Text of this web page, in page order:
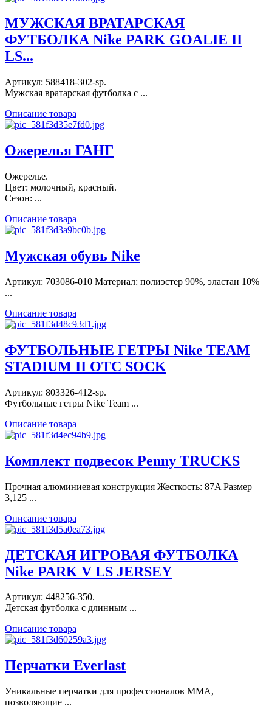
МУЖСКАЯ ВРАТАРСКАЯ
ФУТБОЛКА Nike PARK GOALIE II
LS...
Артикул: 588418-302-sp.
Мужская вратарская футболка с ...
Описание товара
Ожерелья ГАНГ
Ожерелье.
Цвет: молочный, красный.
Сезон: ...
Описание товара
Мужская обувь Nike
Артикул: 703086-010 Материал: полиэстер 90%, эластан 10%
...
Описание товара
ФУТБОЛЬНЫЕ ГЕТРЫ Nike TEAM
STADIUM II OTC SOCK
Артикул: 803326-412-sp.
Футбольные гетры Nike Team ...
Описание товара
Комплект подвесок Penny TRUCKS
Прочная алюминиевая конструкция Жесткость: 87A Размер
3,125 ...
Описание товара
ДЕТСКАЯ ИГРОВАЯ ФУТБОЛКА
Nike PARK V LS JERSEY
Артикул: 448256-350.
Детская футболка с длинным ...
Описание товара
Перчатки Everlast
Уникальные перчатки для профессионалов MMA,
позволяющие ...